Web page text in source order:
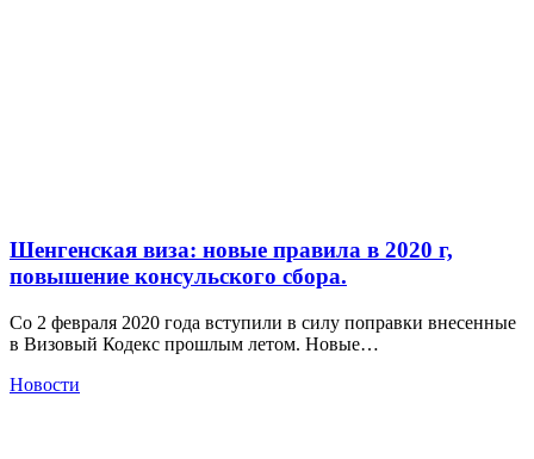
Шенгенская виза: новые правила в 2020 г,
повышение консульского сбора.
Со 2 февраля 2020 года вступили в силу поправки внесенные
в Визовый Кодекс прошлым летом. Новые…
Новости